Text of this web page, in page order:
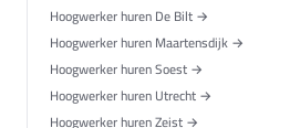
Hoogwerker huren De Bilt →
Hoogwerker huren Maartensdijk →
Hoogwerker huren Soest →
Hoogwerker huren Utrecht →
Hoogwerker huren Zeist →